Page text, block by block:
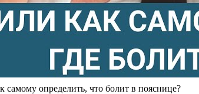
определить, что болит в пояснице?